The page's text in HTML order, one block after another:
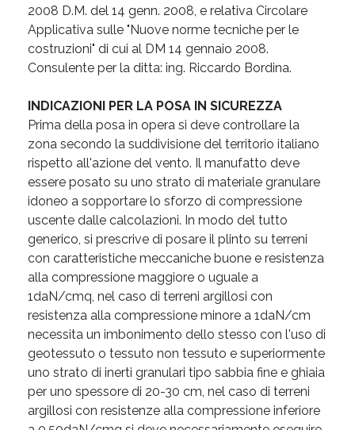
2008 D.M. del 14 genn. 2008, e relativa Circolare
Applicativa sulle "Nuove norme tecniche per le
costruzioni" di cui al DM 14 gennaio 2008.
Consulente per la ditta: ing. Riccardo Bordina.
INDICAZIONI PER LA POSA IN SICUREZZA
Prima della posa in opera si deve controllare la
zona secondo la suddivisione del territorio italiano
rispetto all'azione del vento. Il manufatto deve
essere posato su uno strato di materiale granulare
idoneo a sopportare lo sforzo di compressione
uscente dalle calcolazioni. In modo del tutto
generico, si prescrive di posare il plinto su terreni
con caratteristiche meccaniche buone e resistenza
alla compressione maggiore o uguale a
1daN/cmq, nel caso di terreni argillosi con
resistenza alla compressione minore a 1daN/cm
necessita un imbonimento dello stesso con l'uso di
geotessuto o tessuto non tessuto e superiormente
uno strato di inerti granulari tipo sabbia fine e ghiaia
per uno spessore di 20-30 cm, nel caso di terreni
argillosi con resistenze alla compressione inferiore